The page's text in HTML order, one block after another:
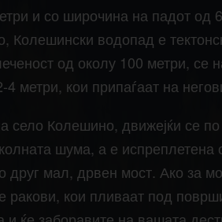
и со широчина на падот од
Колешински водопад е
од околу 100 метри, се
метри, кои припаѓаат на
село Колешино, движејќи се
шума, а е
мал, дрвен мост. Ако за
ракови, кои пливаат под